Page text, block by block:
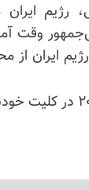
با قدرتهای
رژیم ایران